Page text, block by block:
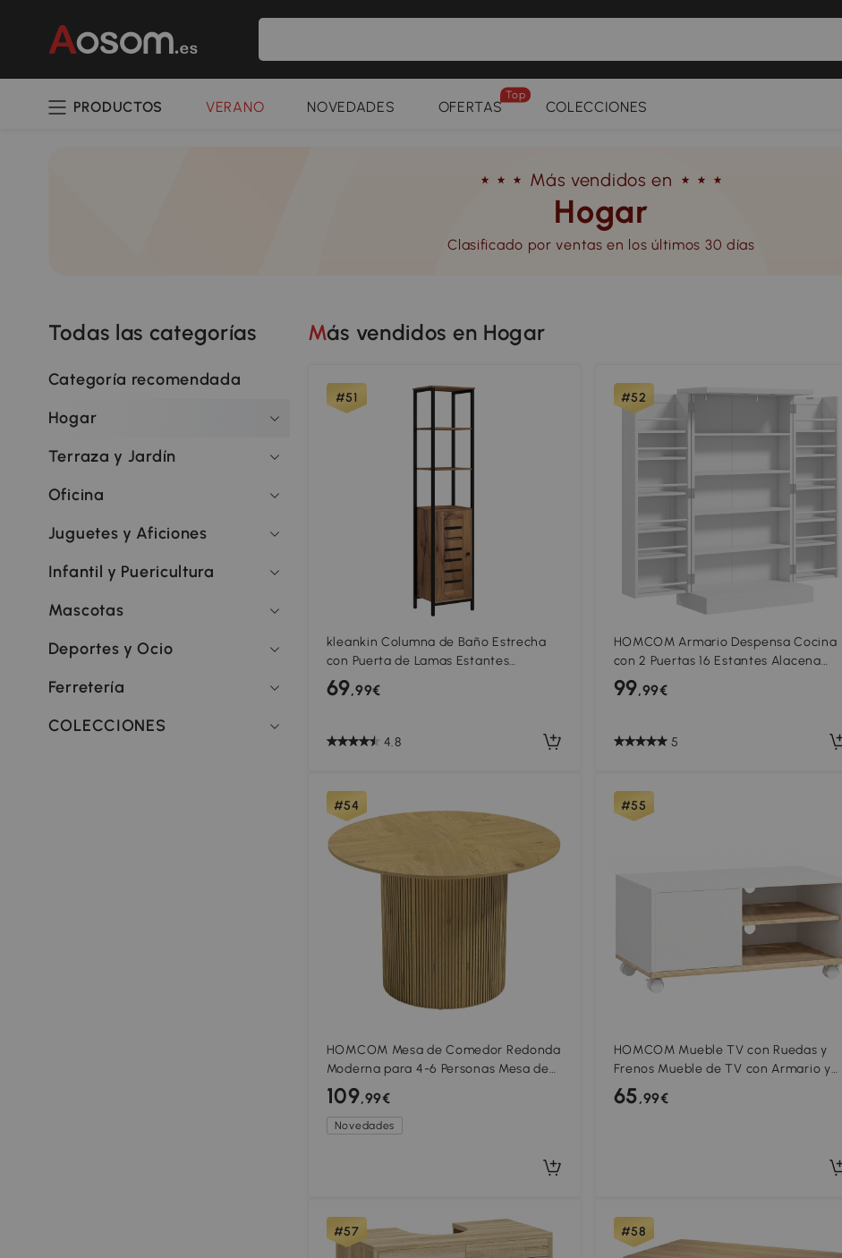
PRODUCTOS VERANO NOVEDADES OFERTAS
Top
COLECCIONES
Más vendidos en
Hogar
Clasificado por ventas en los últimos 30 días
Todas las categorías
Categoría recomendada
Hogar
Terraza y Jardín
Oficina
Juguetes y Aficiones
Infantil y Puericultura
Mascotas
Deportes y Ocio
Ferretería
COLECCIONES
Más vendidos en Hogar
#51
kleankin Columna de Baño Estrecha
con Puerta de Lamas Estantes
Ajustables Compartimentos Abiertos
37x30x167 cm Marrón Rústico
69,99€
4.8
#52
HOMCOM Armario Despensa Cocina
con 2 Puertas 16 Estantes Alacena
Moderna con Estantes Ajustables
60x30x104 cm Blanco
99,99€
5
#54
HOMCOM Mesa de Comedor Redonda
Moderna para 4-6 Personas Mesa de
Cocina de 110 cm con Base Cilíndrica
Acanalada Roble
109,99€
Novedades
#55
HOMCOM Mueble TV con Ruedas y
Frenos Mueble de TV con Armario y
Estante Regulable Blanco y Roble
65,99€
#57 #58